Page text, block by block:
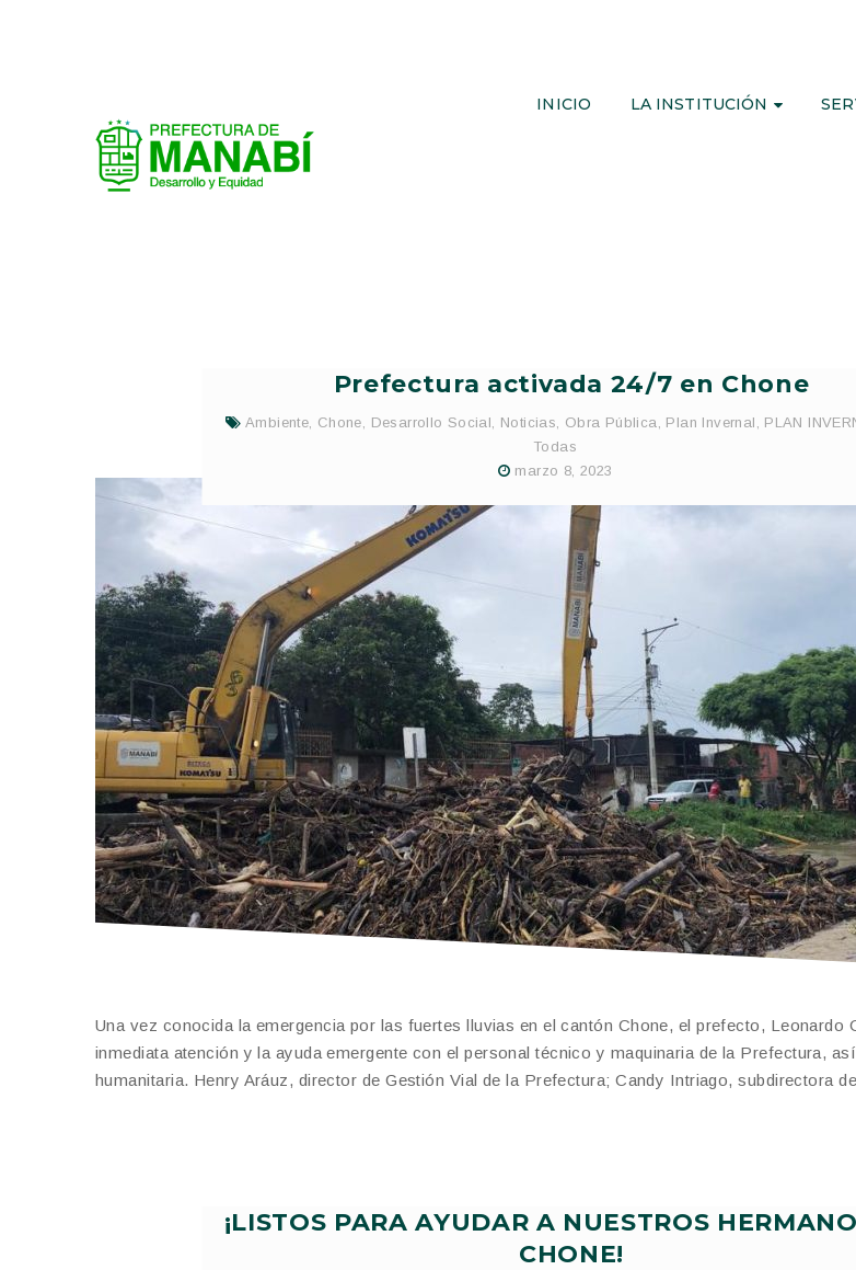
INICIO LA INSTITUCIÓN
Prefectura activada 24/7 en Chone
Ambiente Chone Desarrollo Social Noticias Obra Pública Plan Invernal PLAN
Todas
marzo 8, 2023
Una vez conocida la emergencia por las fuertes lluvias en el cantón Chone, el prefecto, Leonardo
inmediata atención y la ayuda emergente con el personal técnico y maquinaria de la Prefectura,
humanitaria. Henry Aráuz, director de Gestión Vial de la Prefectura; Candy Intriago, subdirectora
¡LISTOS PARA AYUDAR A NUESTROS
CHONE!